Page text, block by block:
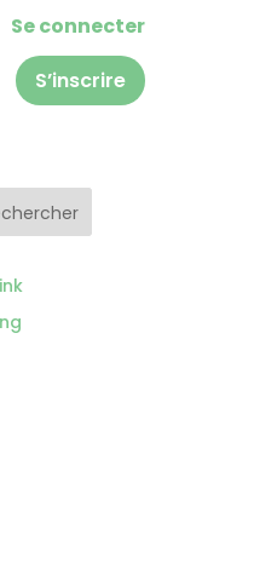
Se connecter
S’inscrire